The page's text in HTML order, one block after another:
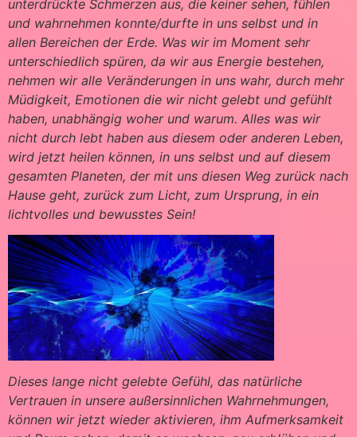
unterdrückte Schmerzen aus, die keiner sehen, fühlen
und wahrnehmen konnte/durfte in uns selbst und in
allen Bereichen der Erde. Was wir im Moment sehr
unterschiedlich spüren, da wir aus Energie bestehen,
nehmen wir alle Veränderungen in uns wahr, durch mehr
Müdigkeit, Emotionen die wir nicht gelebt und gefühlt
haben, unabhängig woher und warum. Alles was wir
nicht durch lebt haben aus diesem oder anderen Leben,
wird jetzt heilen können, in uns selbst und auf diesem
gesamten Planeten, der mit uns diesen Weg zurück nach
Hause geht, zurück zum Licht, zum Ursprung, in ein
lichtvolles und bewusstes Sein!
Dieses lange nicht gelebte Gefühl, das natürliche
Vertrauen in unsere außersinnlichen Wahrnehmungen,
können wir jetzt wieder aktivieren, ihm Aufmerksamkeit